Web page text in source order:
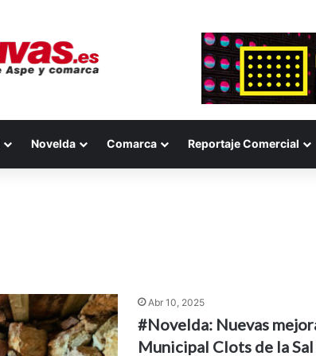
Novelda Comarca Reportaje Comercial
Abr 10, 2025
#Novelda: Nuevas
Municipal Clots de la